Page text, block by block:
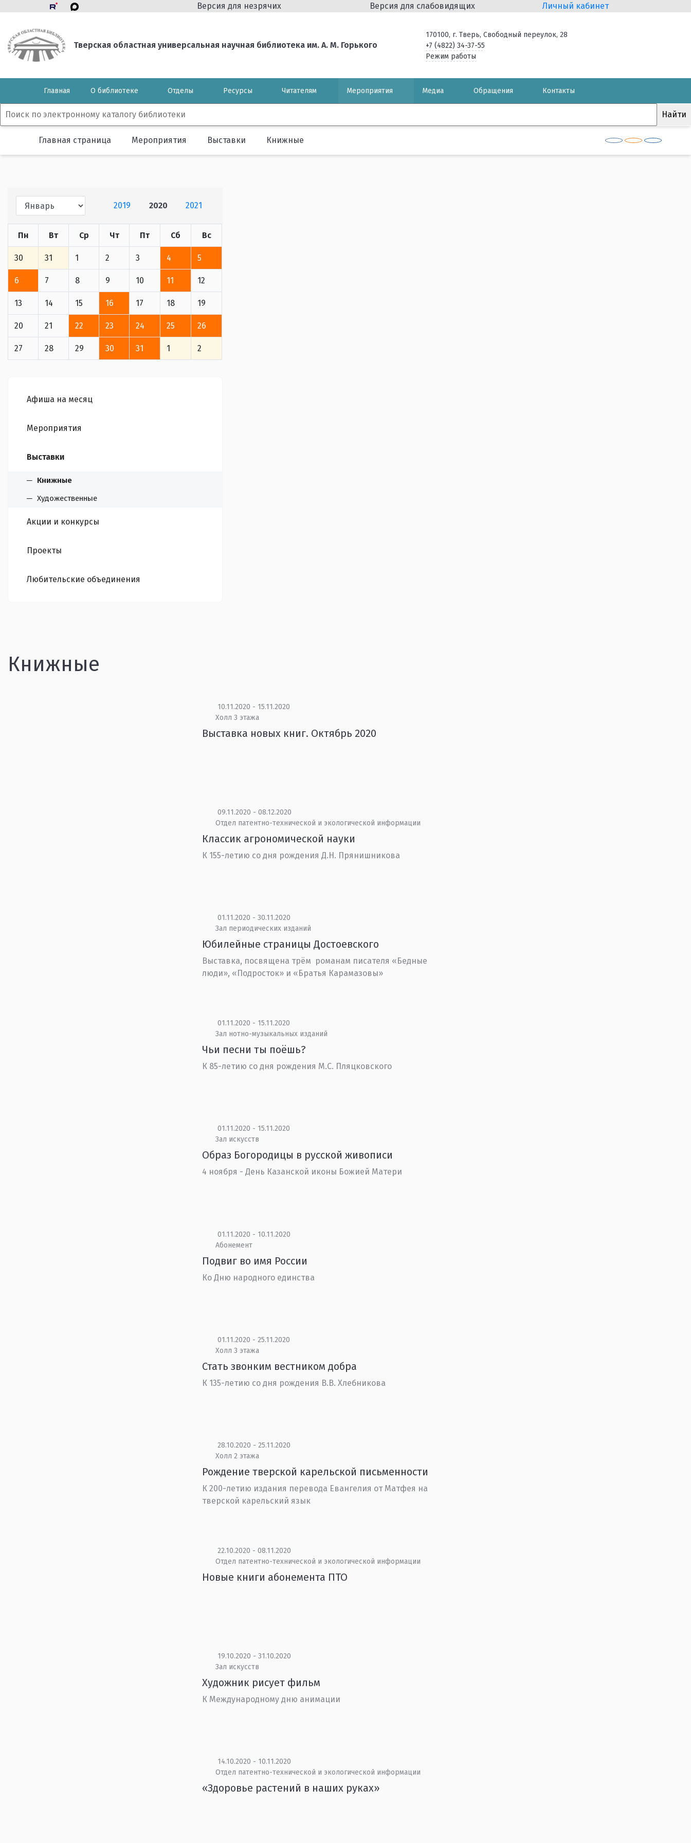
Версия для незрячих Версия для слабовидящих Личный кабинет
Тверская областная универсальная научная библиотека им. А. М. Горького
170100, г. Тверь, Свободный переулок, 28
+7 (4822) 34-37-55
Режим работы
Главная О библиотеке Отделы Ресурсы Читателям Мероприятия Медиа Обращения Контакты
Главная страница Мероприятия Выставки Книжные
2019 2020 2021
Пн Вт Ср Чт Пт Сб Вс
30 31 1 2 3 4 5
6 7 8 9 10 11 12
13 14 15 16 17 18 19
20 21 22 23 24 25 26
27 28 29 30 31 1 2
Афиша на месяц
Мероприятия
Выставки
Книжные
Художественные
Акции и конкурсы
Проекты
Любительские объединения
Книжные
10.11.2020 - 15.11.2020
Холл 3 этажа
Выставка новых книг. Октябрь 2020
09.11.2020 - 08.12.2020
Отдел патентно-технической и экологической информации
Классик агрономической науки
К 155-летию со дня рождения Д.Н. Прянишникова
01.11.2020 - 30.11.2020
Зал периодических изданий
Юбилейные страницы Достоевского
Выставка, посвящена трём романам писателя «Бедные
люди», «Подросток» и «Братья Карамазовы»
01.11.2020 - 15.11.2020
Зал нотно-музыкальных изданий
Чьи песни ты поёшь?
К 85-летию со дня рождения М.С. Пляцковского
01.11.2020 - 15.11.2020
Зал искусств
Образ Богородицы в русской живописи
4 ноября - День Казанской иконы Божией Матери
01.11.2020 - 10.11.2020
Абонемент
Подвиг во имя России
Ко Дню народного единства
01.11.2020 - 25.11.2020
Холл 3 этажа
Стать звонким вестником добра
К 135-летию со дня рождения В.В. Хлебникова
28.10.2020 - 25.11.2020
Холл 2 этажа
Рождение тверской карельской письменности
К 200-летию издания перевода Евангелия от Матфея на
тверской карельский язык
22.10.2020 - 08.11.2020
Отдел патентно-технической и экологической информации
Новые книги абонемента ПТО
19.10.2020 - 31.10.2020
Зал искусств
Художник рисует фильм
К Международному дню анимации
14.10.2020 - 10.11.2020
Отдел патентно-технической и экологической информации
«Здоровье растений в наших руках»